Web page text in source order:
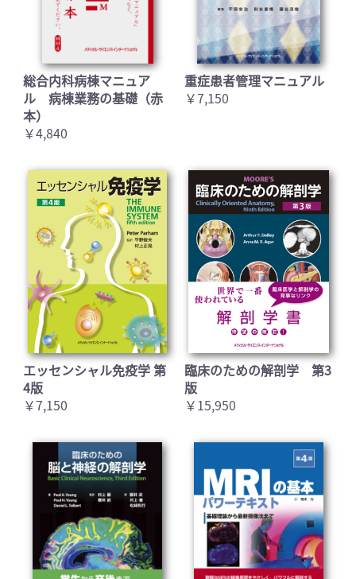
総合内科病棟マニュア
ル 病棟業務の基礎（赤
本）
￥4,840
重症患者管理マニュアル
￥7,150
エッセンシャル免疫学 第
4版
￥7,150
臨床のための解剖学 第3
版
￥15,950